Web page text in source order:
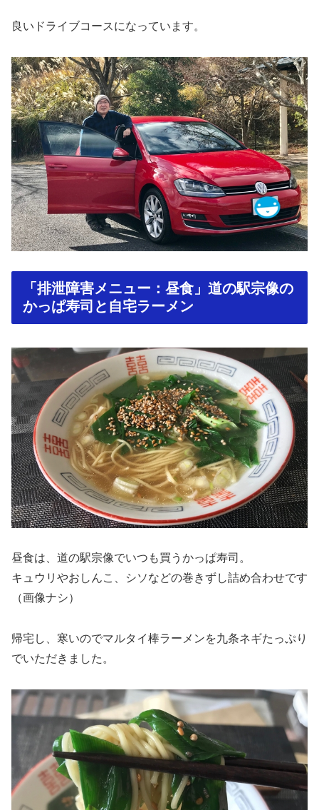
良いドライブコースになっています。
「排泄障害メニュー：昼食」道の駅宗像の
かっぱ寿司と自宅ラーメン
昼食は、道の駅宗像でいつも買うかっぱ寿司。
キュウリやおしんこ、シソなどの巻きずし詰め合わせです
（画像ナシ）
帰宅し、寒いのでマルタイ棒ラーメンを九条ネギたっぷり
でいただきました。